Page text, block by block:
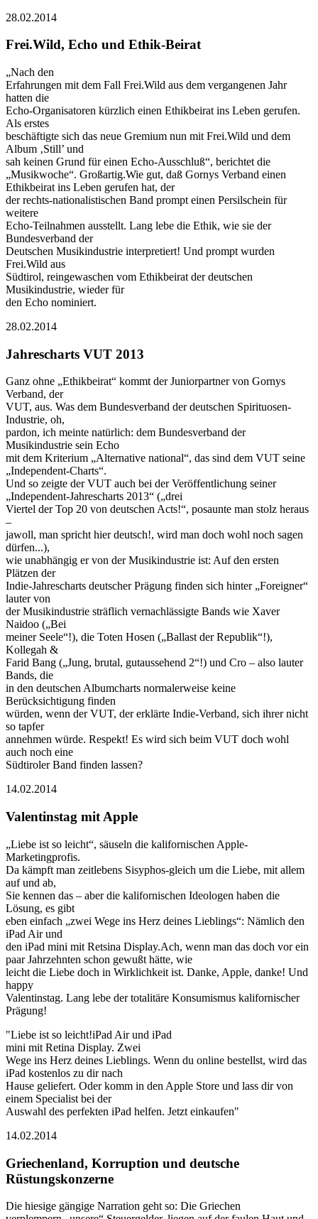
28.02.2014
Frei.Wild, Echo und Ethik-Beirat
„Nach den
Erfahrungen mit dem Fall Frei.Wild aus dem vergangenen Jahr
hatten die
Echo-Organisatoren kürzlich einen Ethikbeirat ins Leben gerufen.
Als erstes
beschäftigte sich das neue Gremium nun mit Frei.Wild und dem
Album ‚Still’ und
sah keinen Grund für einen Echo-Ausschluß“, berichtet die
„Musikwoche“. Großartig.Wie gut, daß Gornys Verband einen
Ethikbeirat ins Leben gerufen hat, der
der rechts-nationalistischen Band prompt einen Persilschein für
weitere
Echo-Teilnahmen ausstellt. Lang lebe die Ethik, wie sie der
Bundesverband der
Deutschen Musikindustrie interpretiert! Und prompt wurden
Frei.Wild aus
Südtirol, reingewaschen vom Ethikbeirat der deutschen
Musikindustrie, wieder für
den Echo nominiert.
28.02.2014
Jahrescharts VUT 2013
Ganz ohne „Ethikbeirat“ kommt der Juniorpartner von Gornys
Verband, der
VUT, aus. Was dem Bundesverband der deutschen Spirituosen-
Industrie, oh,
pardon, ich meinte natürlich: dem Bundesverband der
Musikindustrie sein Echo
mit dem Kriterium „Alternative national“, das sind dem VUT seine
„Independent-Charts“.
Und so zeigte der VUT auch bei der Veröffentlichung seiner
„Independent-Jahrescharts 2013“ („drei
Viertel der Top 20 von deutschen Acts!“, posaunte man stolz heraus
–
jawoll, man spricht hier deutsch!, wird man doch wohl noch sagen
dürfen...),
wie unabhängig er von der Musikindustrie ist: Auf den ersten
Plätzen der
Indie-Jahrescharts deutscher Prägung finden sich hinter „Foreigner“
lauter von
der Musikindustrie sträflich vernachlässigte Bands wie Xaver
Naidoo („Bei
meiner Seele“!), die Toten Hosen („Ballast der Republik“!),
Kollegah &
Farid Bang („Jung, brutal, gutaussehend 2“!) und Cro – also lauter
Bands, die
in den deutschen Albumcharts normalerweise keine
Berücksichtigung finden
würden, wenn der VUT, der erklärte Indie-Verband, sich ihrer nicht
so tapfer
annehmen würde. Respekt! Es wird sich beim VUT doch wohl
auch noch eine
Südtiroler Band finden lassen?
14.02.2014
Valentinstag mit Apple
„Liebe ist so leicht“, säuseln die kalifornischen Apple-
Marketingprofis.
Da kämpft man zeitlebens Sisyphos-gleich um die Liebe, mit allem
auf und ab,
Sie kennen das – aber die kalifornischen Ideologen haben die
Lösung, es gibt
eben einfach „zwei Wege ins Herz deines Lieblings“: Nämlich den
iPad Air und
den iPad mini mit Retsina Display.Ach, wenn man das doch vor ein
paar Jahrzehnten schon gewußt hätte, wie
leicht die Liebe doch in Wirklichkeit ist. Danke, Apple, danke! Und
happy
Valentinstag. Lang lebe der totalitäre Konsumismus kalifornischer
Prägung!
"Liebe ist so leicht!iPad Air und iPad
mini mit Retina Display. Zwei
Wege ins Herz deines Lieblings. Wenn du online bestellst, wird das
iPad kostenlos zu dir nach
Hause geliefert. Oder komm in den Apple Store und lass dir von
einem Specialist bei der
Auswahl des perfekten iPad helfen. Jetzt einkaufen"
14.02.2014
Griechenland, Korruption und deutsche
Rüstungskonzerne
Die hiesige gängige Narration geht so: Die Griechen